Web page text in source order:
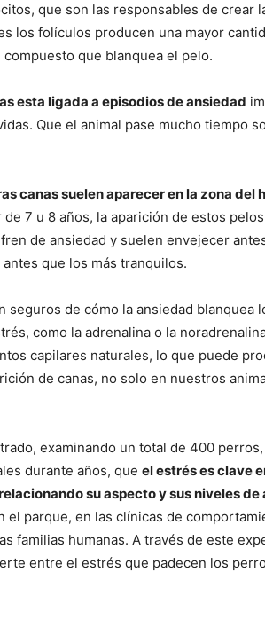
–
que son las responsables de crear
los folículos producen una mayor
que blanquea el pelo.
esta ligada a episodios de ansiedad
Que el animal pase mucho tiempo
canas suelen aparecer en la zona del
7 u 8 años, la aparición de estos
de ansiedad y suelen envejecer
que los más tranquilos.
de cómo la ansiedad blanquea
como la adrenalina o la
capilares naturales, lo que puede
de canas, no solo en nuestros
examinando un total de 400
durante años, que el estrés es clave
su aspecto y sus niveles de
el parque, en las clínicas de
familias humanas. A través de este
entre el estrés que padecen los